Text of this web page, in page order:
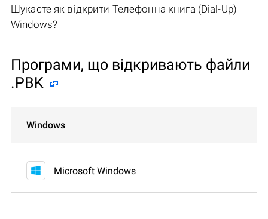
Шукаєте як відкрити Телефонна книга (Dial-Up)
Windows?
Програми, що відкривають файли
.PBK
Windows
Microsoft Windows